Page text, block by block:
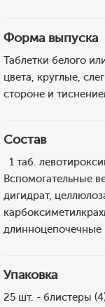
Форма выпуска
Таблетки белого
цвета, круглые,
стороне и
Состав
1 таб.
Вспомогательные
дигидрат,
Упаковка
25 шт. - блистеры